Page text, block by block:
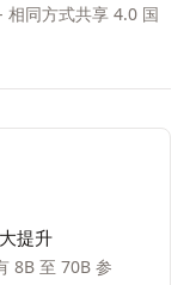
相同方式共享 4.0 国
提升
8B 至 70B 参